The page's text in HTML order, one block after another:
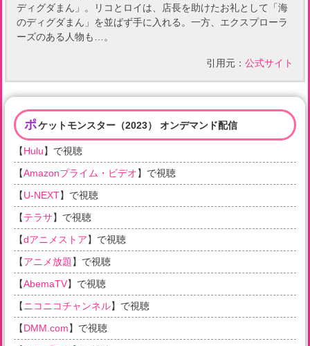
ディグダまん」。リコとロイは、店長を助けたお礼として「海
のディグダまん」を並ばず手に入れる。一方、エクスプローラ
ーズのある人物も…。
引用元： 公式サイト
ポケットモンスター（2023） オンデマンド配信
【Hulu】で視聴
【Amazonプライム・ビデオ】で視聴
【U-NEXT】で視聴
【テラサ】で視聴
【dアニメストア】で視聴
【アニメ放題】で視聴
【AbemaTV】で視聴
【ニコニコチャンネル】で視聴
【DMM.com】で視聴